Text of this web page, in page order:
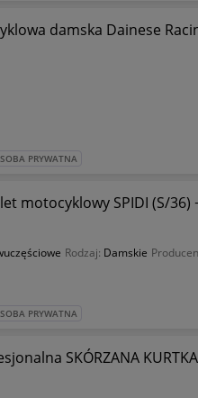
damska Dainese
PRYWATNA
motocyklowy SPIDI (S/36)
Rodzaj: Damskie
PRYWATNA
SKÓRZANA